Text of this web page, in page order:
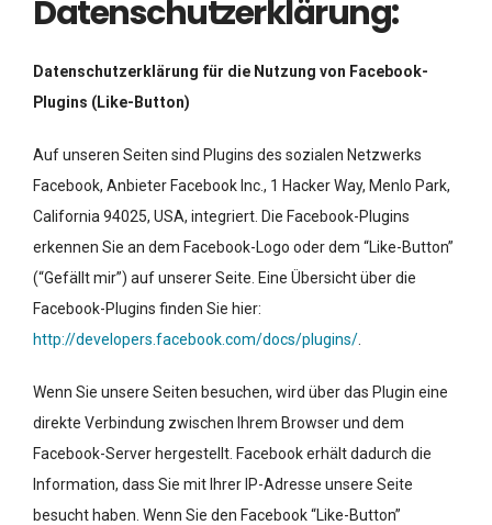
Datenschutzerklärung:
Datenschutzerklärung für die Nutzung von Facebook-
Plugins (Like-Button)
Auf unseren Seiten sind Plugins des sozialen Netzwerks
Facebook, Anbieter Facebook Inc., 1 Hacker Way, Menlo Park,
California 94025, USA, integriert. Die Facebook-Plugins
erkennen Sie an dem Facebook-Logo oder dem “Like-Button”
(“Gefällt mir”) auf unserer Seite. Eine Übersicht über die
Facebook-Plugins finden Sie hier:
http://developers.facebook.com/docs/plugins/
Wenn Sie unsere Seiten besuchen, wird über das Plugin eine
direkte Verbindung zwischen Ihrem Browser und dem
Facebook-Server hergestellt. Facebook erhält dadurch die
Information, dass Sie mit Ihrer IP-Adresse unsere Seite
besucht haben. Wenn Sie den Facebook “Like-Button”